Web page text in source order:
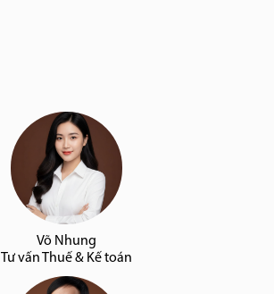
Võ Nhung
Tư vấn Thuế & Kế toán